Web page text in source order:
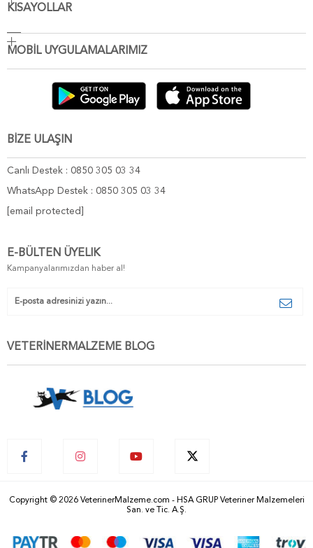
KISAYOLLAR
MOBİL UYGULAMALARIMIZ
BİZE ULAŞIN
Canlı Destek : 0850 305 03 34
WhatsApp Destek : 0850 305 03 34
[email protected]
E-BÜLTEN ÜYELIK
Kampanyalarımızdan haber al!
VETERİNERMALZEME BLOG
Copyright © 2026 VeterinerMalzeme.com - HSA GRUP Veteriner Malzemeleri
San. ve Tic. A.Ş.